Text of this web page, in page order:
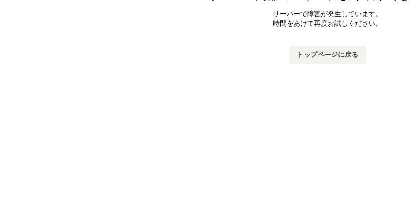
サーバーで障害が発生しています。
時間をあけて再度お試しください。
トップページに戻る